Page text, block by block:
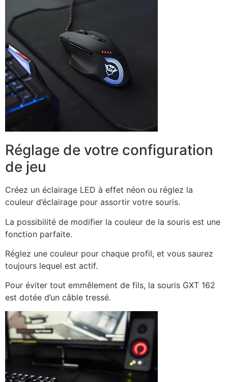
Réglage de votre configuration
de jeu
Créez un éclairage LED à effet néon ou réglez la
couleur d’éclairage pour assortir votre souris.
La possibilité de modifier la couleur de la souris est une
fonction parfaite.
Réglez une couleur pour chaque profil, et vous saurez
toujours lequel est actif.
Pour éviter tout emmêlement de fils, la souris GXT 162
est dotée d’un câble tressé.